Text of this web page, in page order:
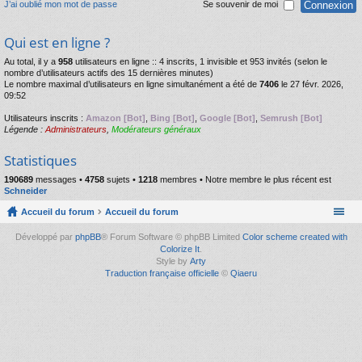
J’ai oublié mon mot de passe Se souvenir de moi
Qui est en ligne ?
Au total, il y a 958 utilisateurs en ligne :: 4 inscrits, 1 invisible et 953 invités (selon le
nombre d’utilisateurs actifs des 15 dernières minutes)
Le nombre maximal d’utilisateurs en ligne simultanément a été de 7406 le 27 févr. 2026,
09:52
Utilisateurs inscrits : Amazon [Bot] Bing [Bot] Google [Bot] Semrush [Bot]
Légende : Administrateurs Modérateurs généraux
Statistiques
190689 messages • 4758 sujets • 1218 membres • Notre membre le plus récent est
Schneider
Accueil du forum Accueil du forum
Développé par phpBB® Forum Software © phpBB Limited Color scheme created with
Colorize It.
Style by Arty
Traduction française officielle © Qiaeru